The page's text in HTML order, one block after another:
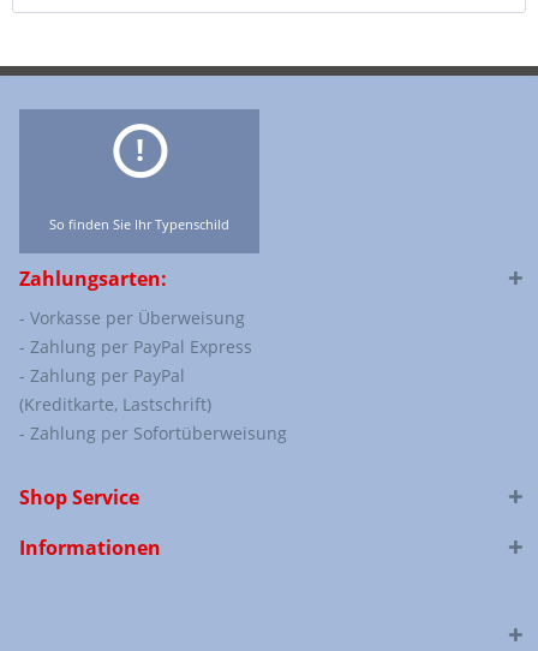
So finden Sie Ihr Typenschild
Zahlungsarten:
- Vorkasse per Überweisung
- Zahlung per PayPal Express
- Zahlung per PayPal
(Kreditkarte, Lastschrift)
- Zahlung per Sofortüberweisung
Shop Service
Informationen